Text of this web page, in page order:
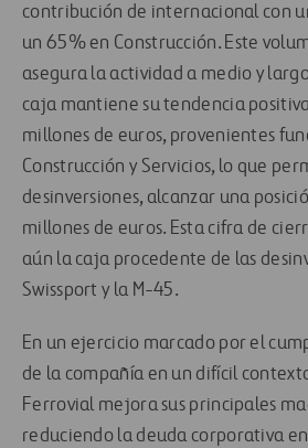
contribución de internacional con
un 65% en Construcción. Este
asegura la actividad a medio y
caja mantiene su tendencia
millones de euros, provenientes
Construcción y Servicios, lo que
desinversiones, alcanzar una
millones de euros. Esta cifra de
aún la caja procedente de las
Swissport y la M-45.
En un ejercicio marcado por el
de la compañía en un difícil
Ferrovial mejora sus principales
reduciendo la deuda corporativa